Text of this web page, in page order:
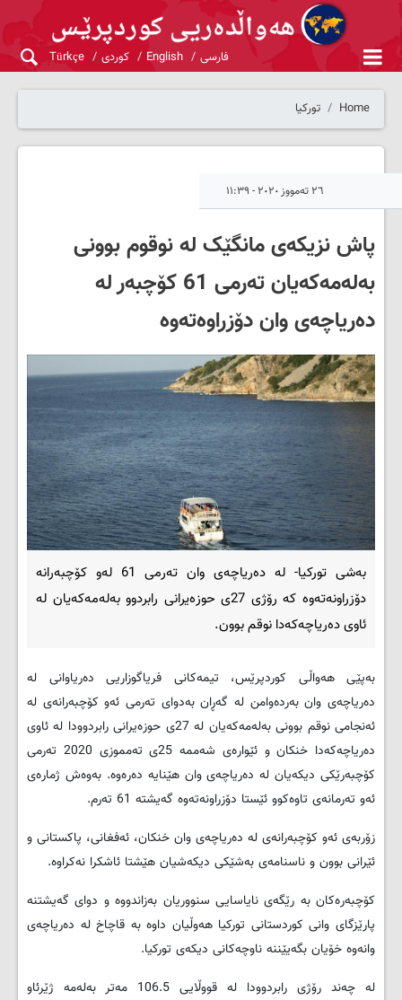
فارسی English کوردی Türkçe
Home تورکیا
٢٦ تەمووز ٢٠٢٠ - ١١:٣٩
پاش نزیکەی مانگێک لە نوقوم بوونی
بەلەمەکەیان تەرمی 61 کۆچبەر لە
دەریاچەی وان دۆزراوەتەوە
بەشی تورکیا- لە دەریاچەی وان تەرمی 61 لەو کۆچبەرانە
دۆزراونەتەوە کە رۆژی 27ی حوزەیرانی رابردوو بەلەمەکەیان لە
ئاوی دەریاچەکەدا نوقم بوون.
بەپێی هەواڵی کوردپرێس، تیمەکانی فریاگوزاریی دەریاوانی لە
دەریاچەی وان بەردەوامن لە گەڕان بەدوای تەرمی ئەو کۆچبەرانەی لە
ئەنجامی نوقم بوونی بەلەمەکەیان لە 27ی حوزەیرانی رابردوودا لە ئاوی
دەریاچەکەدا خنکان و ئێوارەی شەممە 25ی تەمموزی 2020 تەرمی
کۆچبەرێکی دیکەیان لە دەریاچەی وان هێنایە دەرەوە. بەوەش ژمارەی
ئەو تەرمانەی تاوەکوو ئێستا دۆزراونەتەوە گەیشتە 61 تەرم.
زۆربەی ئەو کۆچبەرانەی لە دەریاچەی وان خنکان، ئەفغانی، پاکستانی و
ئێرانی بوون و ناسنامەی بەشێکی دیکەشیان هێشتا ئاشکرا نەکراوە.
کۆچبەرەکان بە رێگەی نایاسایی سنووریان بەزاندووە و دوای گەیشتنە
پارێزگای وانی کوردستانی تورکیا هەوڵیان داوە بە قاچاخ لە دەریاچەی
وانەوە خۆیان بگەیێننە ناوچەکانی دیکەی تورکیا.
لە چەند رۆژی رابردوودا لە قووڵایی 106.5 مەتر بەلەمە ژێرئاو